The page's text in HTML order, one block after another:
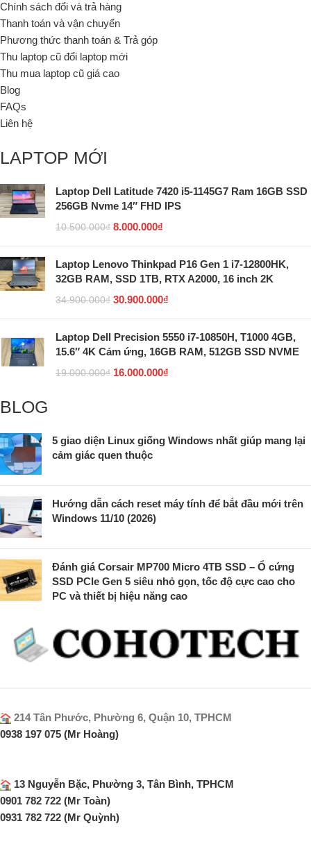
Chính sách đổi và trả hàng
Thanh toán và vận chuyển
Phương thức thanh toán & Trả góp
Thu laptop cũ đổi laptop mới
Thu mua laptop cũ giá cao
Blog
FAQs
Liên hệ
LAPTOP MỚI
Laptop Dell Latitude 7420 i5-1145G7 Ram 16GB SSD
256GB Nvme 14″ FHD IPS
10.500.000₫ 8.000.000₫
Laptop Lenovo Thinkpad P16 Gen 1 i7-12800HK,
32GB RAM, SSD 1TB, RTX A2000, 16 inch 2K
34.900.000₫ 30.900.000₫
Laptop Dell Precision 5550 i7-10850H, T1000 4GB,
15.6″ 4K Cảm ứng, 16GB RAM, 512GB SSD NVME
19.000.000₫ 16.000.000₫
BLOG
5 giao diện Linux giống Windows nhất giúp mang lại
cảm giác quen thuộc
Hướng dẫn cách reset máy tính để bắt đầu mới trên
Windows 11/10 (2026)
Đánh giá Corsair MP700 Micro 4TB SSD – Ổ cứng
SSD PCIe Gen 5 siêu nhỏ gọn, tốc độ cực cao cho
PC và thiết bị hiệu năng cao
214 Tân Phước, Phường 6, Quận 10, TPHCM
0938 197 075 (Mr Hoàng)
13 Nguyễn Bặc, Phường 3, Tân Bình, TPHCM
0901 782 722 (Mr Toàn)
0931 782 722 (Mr Quỳnh)